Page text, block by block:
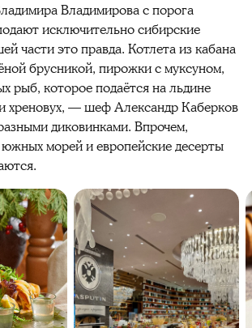
Владимирова с порога
исключительно сибирские
части это правда. Котлета из кабана
брусникой, пирожки с муксуном,
рыб, которое подаётся на льдине
хреновух, — шеф Александр Каберков
диковинками. Впрочем,
морей и европейские десерты